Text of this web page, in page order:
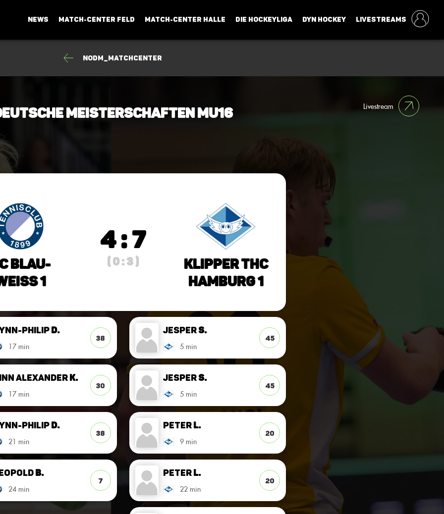
NEWS MATCH-CENTER FELD MATCH-CENTER HALLE DIE HOCKEYLIGA DYN HOCKEY LIVESTREAMS
NODM_Matchcenter
Livestream
Meisterschaften mU16
Blau-
1
4 : 7
( 0 : 3 )
Klipper THC
Hamburg 1
JesperS.
5 min
45
JesperS.
5 min
45
PeterL.
9 min
20
PhilipD.
17 min
38
AlexanderK.
17 min
30
PhilipD.
21 min
38
PeterL.
22 min
20
B.
24 min
7